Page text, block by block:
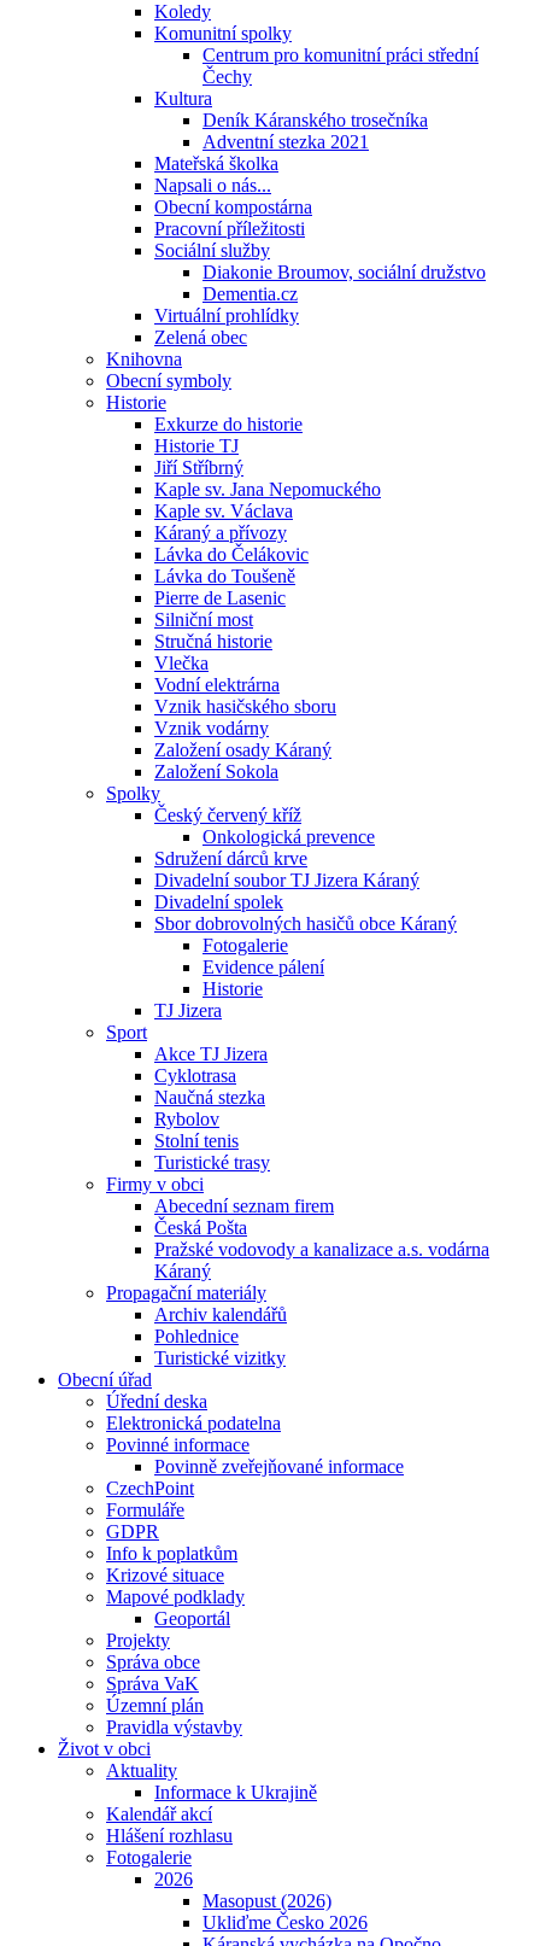
Koledy
Komunitní spolky
Centrum pro komunitní práci střední
Čechy
Kultura
Deník Káranského trosečníka
Adventní stezka 2021
Mateřská školka
Napsali o nás...
Obecní kompostárna
Pracovní příležitosti
Sociální služby
Diakonie Broumov, sociální družstvo
Dementia.cz
Virtuální prohlídky
Zelená obec
Knihovna
Obecní symboly
Historie
Exkurze do historie
Historie TJ
Jiří Stříbrný
Kaple sv. Jana Nepomuckého
Kaple sv. Václava
Káraný a přívozy
Lávka do Čelákovic
Lávka do Toušeně
Pierre de Lasenic
Silniční most
Stručná historie
Vlečka
Vodní elektrárna
Vznik hasičského sboru
Vznik vodárny
Založení osady Káraný
Založení Sokola
Spolky
Český červený kříž
Onkologická prevence
Sdružení dárců krve
Divadelní soubor TJ Jizera Káraný
Divadelní spolek
Sbor dobrovolných hasičů obce Káraný
Fotogalerie
Evidence pálení
Historie
TJ Jizera
Sport
Akce TJ Jizera
Cyklotrasa
Naučná stezka
Rybolov
Stolní tenis
Turistické trasy
Firmy v obci
Abecední seznam firem
Česká Pošta
Pražské vodovody a kanalizace a.s. vodárna
Káraný
Propagační materiály
Archiv kalendářů
Pohlednice
Turistické vizitky
Obecní úřad
Úřední deska
Elektronická podatelna
Povinné informace
Povinně zveřejňované informace
CzechPoint
Formuláře
GDPR
Info k poplatkům
Krizové situace
Mapové podklady
Geoportál
Projekty
Správa obce
Správa VaK
Územní plán
Pravidla výstavby
Život v obci
Aktuality
Informace k Ukrajině
Kalendář akcí
Hlášení rozhlasu
Fotogalerie
2026
Masopust (2026)
Ukliďme Česko 2026